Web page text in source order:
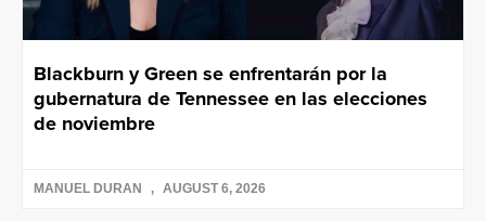
Blackburn y Green se enfrentarán por la
gubernatura de Tennessee en las elecciones
de noviembre
MANUEL DURAN AUGUST 6, 2026